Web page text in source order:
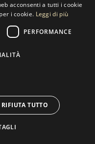
- Cookie
acconsenti a tutti i cookie
i cookie. Leggi di più
PERFORMANCE
RIFIUTA TUTTO